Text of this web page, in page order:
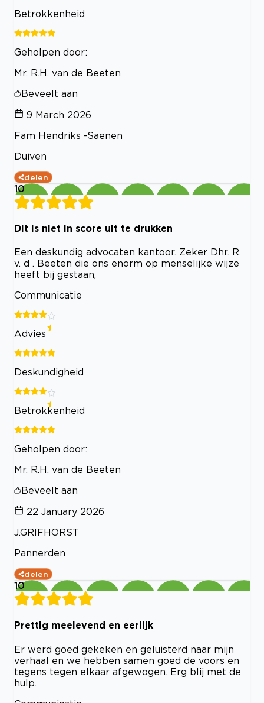
Betrokkenheid
Geholpen door:
Mr. R.H. van de Beeten
Beveelt aan
9 March 2026
Fam Hendriks -Saenen
Duiven
delen
10
Dit is niet in score uit te drukken
Een deskundig advocaten kantoor. Zeker Dhr. R.
v. d . Beeten die ons enorm op menselijke wijze
heeft bij gestaan,
Communicatie
Advies
Deskundigheid
Betrokkenheid
Geholpen door:
Mr. R.H. van de Beeten
Beveelt aan
22 January 2026
J.GRIFHORST
Pannerden
delen
10
Prettig meelevend en eerlijk
Er werd goed gekeken en geluisterd naar mijn
verhaal en we hebben samen goed de voors en
tegens tegen elkaar afgewogen. Erg blij met de
hulp.